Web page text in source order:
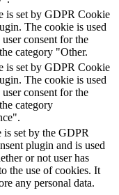
is set by GDPR Cookie
The cookie is used
user consent for the
category "Other.
is set by GDPR Cookie
The cookie is used
user consent for the
category
is set by the GDPR
plugin and is used
or not user has
the use of cookies. It
any personal data.